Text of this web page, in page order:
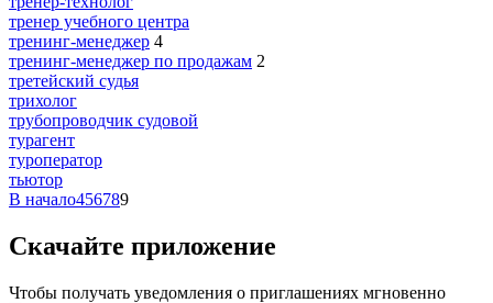
тренер учебного центра
тренинг-менеджер 4
тренинг-менеджер по продажам 2
третейский судья
трихолог
трубопроводчик судовой
турагент
туроператор
тьютор
В начало456789
Скачайте приложение
Чтобы получать уведомления о приглашениях мгновенно